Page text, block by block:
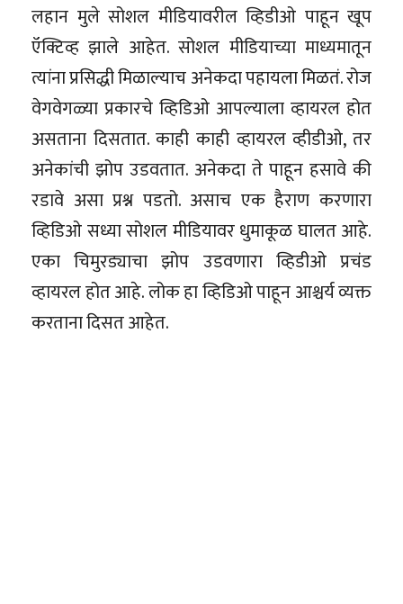
लहान मुले सोशल मीडियावरील व्हिडीओ पाहून खूप
ऍक्टिव्ह झाले आहेत. सोशल मीडियाच्या माध्यमातून
त्यांना प्रसिद्धी मिळाल्याच अनेकदा पहायला मिळतं. रोज
वेगवेगळ्या प्रकारचे व्हिडिओ आपल्याला व्हायरल होत
असताना दिसतात. काही काही व्हायरल व्हीडीओ, तर
अनेकांची झोप उडवतात. अनेकदा ते पाहून हसावे की
रडावे असा प्रश्न पडतो. असाच एक हैराण करणारा
व्हिडिओ सध्या सोशल मीडियावर धुमाकूळ घालत आहे.
एका चिमुरड्याचा झोप उडवणारा व्हिडीओ प्रचंड
व्हायरल होत आहे. लोक हा व्हिडिओ पाहून आश्चर्य व्यक्त
करताना दिसत आहेत.